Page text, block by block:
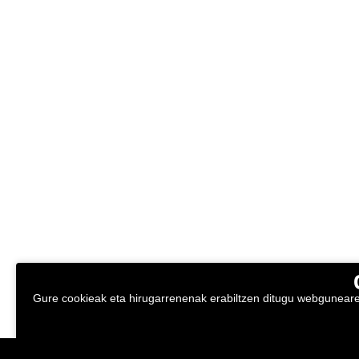
Gure cookieak eta hirugarrenenak erabiltzen ditugu